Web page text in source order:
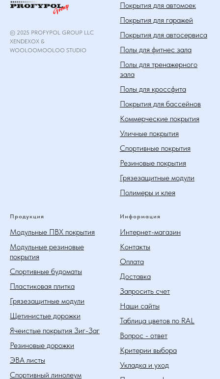
© 2025 PROFYPOL GROUP LLC
XENDEXOX &
WOOLOOMOOLOO STUDIO
Покрытия для автомоек
Покрытия для гаражей
Покрытия для автосервиса
Полы для фитнес зала
Полы для тренажерного
зала
Полы для кроссфита
Покрытия для бассейнов
Коммерческие покрытия
Уличные покрытия
Спортивные покрытия
Резиновые покрытия
Грязезащитные модули
Полимеры и клея
Продукция
Модульные ПВХ покрытия
Модульные резиновые
покрытия
Спортивные будоматы
Пластиковая плитка
Грязезащитные модули
Щетинистые дорожки
Ячеистые покрытия Зиг-Заг
Резиновые дорожки
ЭВА листы
Спортивный линолеум
Информация
Интернет-магазин
Контакты
Оплата
Доставка
Запросить счет
Наши сайты
Таблица цветов по RAL
Вопрос - ответ
Критерии выбора
Укладка и уход